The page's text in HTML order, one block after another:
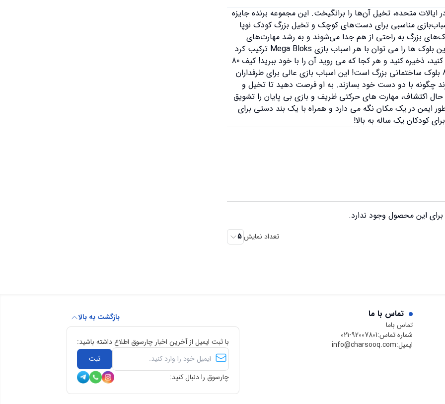
ساخت‌وساز پیش‌دبستانی شماره 1 در ایالات متحده، تخیل آن‌ها را برانگیخت. این مجموعه برنده جایزه
مناسبی برای دست‌های کوچک و تخیل بزرگ کودک نوپا
بزرگ به راحتی از هم جدا می‌شوند و به رشد مهارت‌های
حرکتی و فکری آن‌ها کمک می‌کنند. بهتر از همه، این بلوک ها را می توان با هر اسباب بازی Mega Bloks ترکیب کرد
تا زمان بازی را برای ساعت ها افزایش دهد. بازی کنید، ذخیره کنید و هر کجا که می روید آن را با خود ببرید! کیف 80
تکه Maxi Blocks Classic Mega Bloks شامل 80 بلوک ساختمانی بزرگ است! این اسباب بازی عالی برای طرفداران
چگونه با دو دست خود بسازند. به او فرصت دهید تا تخیل و
اکتشاف، مهارت های حرکتی ظریف و بازی بی پایان را تشویق
ایمن در یک مکان نگه می دارد و همراه با یک بند دستی برای
کودکان یک ساله به بالا!
این محصول وجود ندارد.
تعداد نمایش 5
تماس با ما
تماس باما
شماره تماس:021-92007801
ایمیل:info@charsooq.com
بازگشت به بالا
با ثبت ایمیل از آخرین اخبار چارسوق اطلاع داشته باشید:
ثبت
چارسوق را دنبال کنید: